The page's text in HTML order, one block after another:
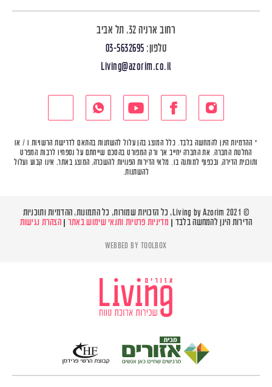
רחוב ארניה 32, תל אביב
טלפון: 03-5632695
Living@azorim.co.il
* ההדמיות הינן להמחשה בלבד. כלל המוצג בהן עלול להשתנות בהתאם לדרישת הרשויות ו / או
החלטת החברה. את החברה יחייב אך ורק המפורט בהסכם שייחתם על נספחיו לרבות המפרט
ותוכנית הדירה, ובכפוף למותנה בו. מלאי הדירות הפנויות להשכרה, המוצג באתר, אינו קבוע ועלול
להשתנות.
© Living by Azorim 2021, כל הזכויות שמורות, כל התמונות, ההדמיות ותוכניות
הדירות הינן להמחשה בלבד |
מדיניות פרטיות ותנאי שימוש באתר הצהרת נגישות
WEBBED BY TOOLBOX